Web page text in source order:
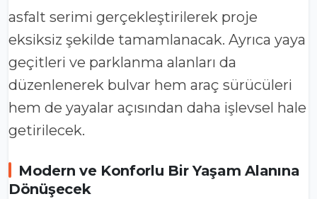
asfalt serimi gerçekleştirilerek proje
eksiksiz şekilde tamamlanacak. Ayrıca yaya
geçitleri ve parklanma alanları da
düzenlenerek bulvar hem araç sürücüleri
hem de yayalar açısından daha işlevsel hale
getirilecek.
Modern ve Konforlu Bir Yaşam Alanına
Dönüşecek